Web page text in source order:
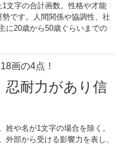
文字の合計画数。性格や才能
です。人間関係や協調性、社
に20歳から50歳ぐらいまでの
画の4点！
忍耐力があり信
姓や名が1文字の場合を除く。
外部から受ける影響力を表し、